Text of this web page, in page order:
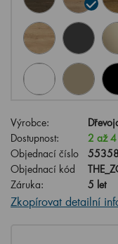
Výrobce:
Dostupnost:
2 až 4
Objednací číslo
Objednací kód
Záruka:
5 let
Zkopírovat detailní